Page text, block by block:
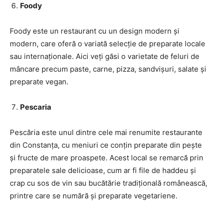
Foody
Foody este un restaurant cu un design modern și
modern, care oferă o variată selecție de preparate locale
sau internaționale. Aici veți găsi o varietate de feluri de
mâncare precum paste, carne, pizza, sandvișuri, salate și
preparate vegan.
Pescaria
Pescăria este unul dintre cele mai renumite restaurante
din Constanța, cu meniuri ce conțin preparate din pește
și fructe de mare proaspete. Acest local se remarcă prin
preparatele sale delicioase, cum ar fi file de haddeu și
crap cu sos de vin sau bucătărie tradițională românească,
printre care se numără și preparate vegetariene.